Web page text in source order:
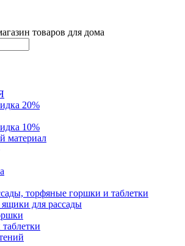
товаров для дома
20%
10%
материал
торфяные горшки и таблетки
для рассады